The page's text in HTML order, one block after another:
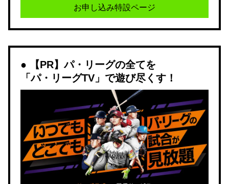
お申し込み特設ページ
【PR】パ・リーグの全てを
「パ・リーグTV」で遊び尽くす！